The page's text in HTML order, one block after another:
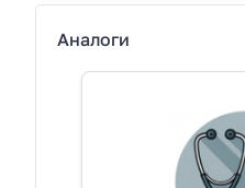
Аналоги